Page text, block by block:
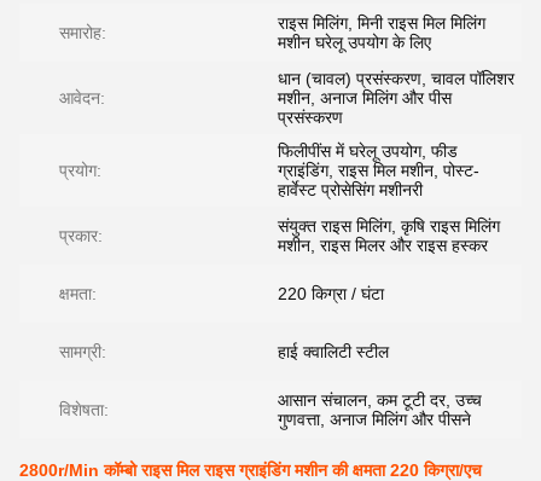
समारोह:
राइस मिलिंग, मिनी राइस मिल मिलिंग
मशीन घरेलू उपयोग के लिए
आवेदन:
धान (चावल) प्रसंस्करण, चावल पॉलिशर
मशीन, अनाज मिलिंग और पीस
प्रसंस्करण
प्रयोग:
फिलीपींस में घरेलू उपयोग, फीड
ग्राइंडिंग, राइस मिल मशीन, पोस्ट-
हार्वेस्ट प्रोसेसिंग मशीनरी
प्रकार:
संयुक्त राइस मिलिंग, कृषि राइस मिलिंग
मशीन, राइस मिलर और राइस हस्कर
क्षमता: 220 किग्रा / घंटा
सामग्री: हाई क्वालिटी स्टील
विशेषता:
आसान संचालन, कम टूटी दर, उच्च
गुणवत्ता, अनाज मिलिंग और पीसने
2800r/Min कॉम्बो राइस मिल राइस ग्राइंडिंग मशीन की क्षमता 220 किग्रा/एच